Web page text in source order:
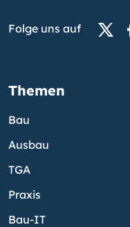
Folge uns auf
Themen
Bau
Ausbau
TGA
Praxis
Bau-IT